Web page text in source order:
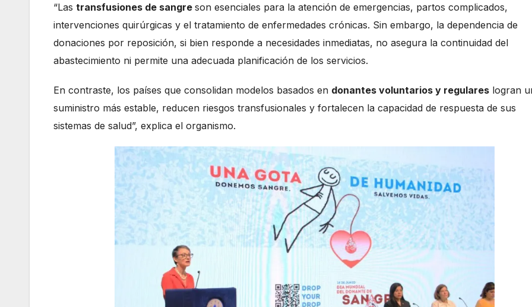
“Las transfusiones de sangre son esenciales para la atención de emergencias, partos complicados,
intervenciones quirúrgicas y el tratamiento de enfermedades crónicas. Sin embargo, la dependencia de
donaciones por reposición, si bien responde a necesidades inmediatas, no asegura la continuidad del
abastecimiento ni permite una adecuada planificación de los servicios.
En contraste, los países que consolidan modelos basados en donantes voluntarios y regulares logran
suministro más estable, reducen riesgos transfusionales y fortalecen la capacidad de respuesta de sus
sistemas de salud”, explica el organismo.